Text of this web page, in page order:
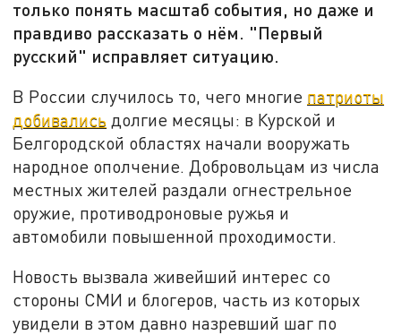
только понять масштаб события, но даже и
правдиво рассказать о нём. "Первый
русский" исправляет ситуацию.
В России случилось то, чего многие патриоты
добивались долгие месяцы: в Курской и
Белгородской областях начали вооружать
народное ополчение. Добровольцам из числа
местных жителей раздали огнестрельное
оружие, противодроновые ружья и
автомобили повышенной проходимости.
Новость вызвала живейший интерес со
стороны СМИ и блогеров, часть из которых
увидели в этом давно назревший шаг по